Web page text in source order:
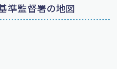
準監督署の地図